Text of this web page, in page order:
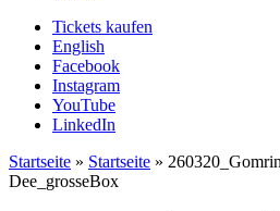
Tickets kaufen
English
Facebook
Instagram
YouTube
LinkedIn
Startseite » Startseite »
Dee_grosseBox